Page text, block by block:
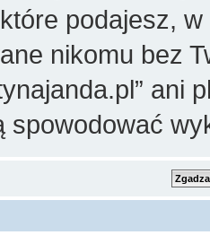
podajesz,
nikomu bez
ani
spowodować